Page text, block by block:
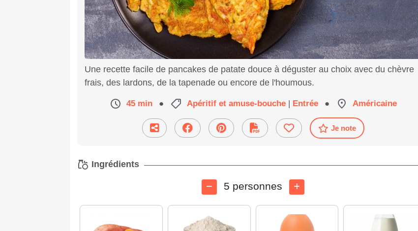
Une recette facile de pancakes de patate douce à déguster au choix avec du chèvre
frais, des lardons, de la tapenade ou encore de l'houmous.
45 min ● Apéritif et amuse-bouche | Entrée ● Américaine
Je note
Ingrédients
5 personnes